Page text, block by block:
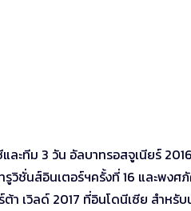
ะทีม 3 วัน อัลบาทรอสจูเนียร์
วิชั่นส์อินเตอร์ฯครั้งที่ 16 และพงศ
า เวิลด์ 2017 ที่อินโดนีเซีย สำหรั